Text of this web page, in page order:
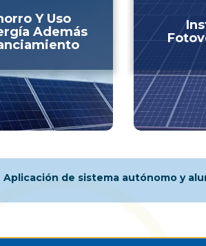
Y Uso
Además
Aplicación de sistema autónomo y